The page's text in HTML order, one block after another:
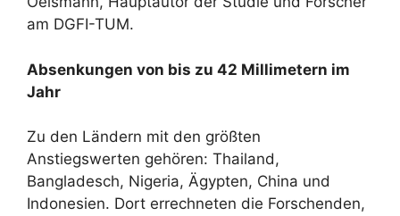
am DGFI-TUM.
Absenkungen von bis zu 42 Millimetern im
Jahr
Zu den Ländern mit den größten
Anstiegswerten gehören: Thailand,
Bangladesch, Nigeria, Ägypten, China und
Indonesien. Dort errechneten die Forschenden,